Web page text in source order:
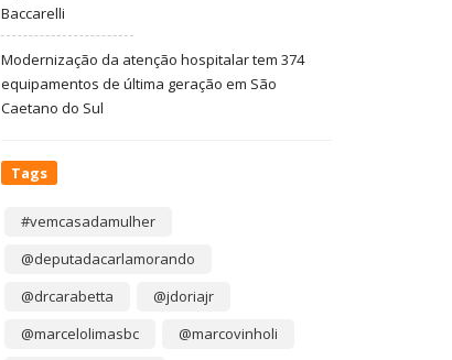
Baccarelli
Modernização da atenção hospitalar tem 374
equipamentos de última geração em São
Caetano do Sul
Tags
#vemcasadamulher
@deputadacarlamorando
@drcarabetta
@jdoriajr
@marcelolimasbc
@marcovinholi